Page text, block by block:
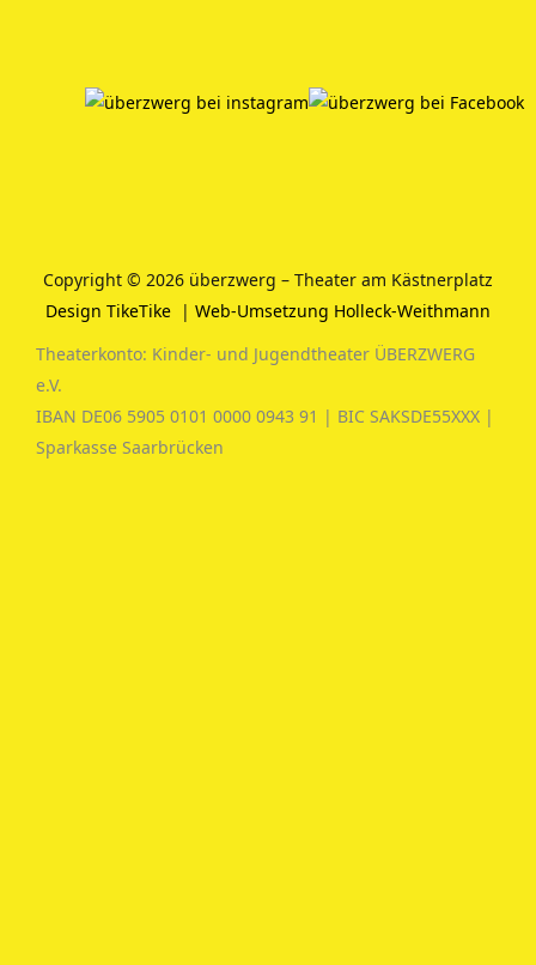
Copyright © 2026 überzwerg – Theater am Kästnerplatz
Design TikeTike | Web-Umsetzung Holleck-Weithmann
Theaterkonto: Kinder- und Jugendtheater ÜBERZWERG
e.V.
IBAN DE06 5905 0101 0000 0943 91 | BIC SAKSDE55XXX |
Sparkasse Saarbrücken